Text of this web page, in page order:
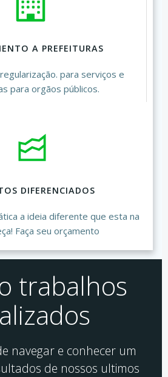
A PREFEITURAS
para serviços e
para orgãos públicos.
DIFERENCIADOS
a ideia diferente que esta na
Faça seu orçamento
trabalhos
navegar e conhecer um
de nossos ultimos